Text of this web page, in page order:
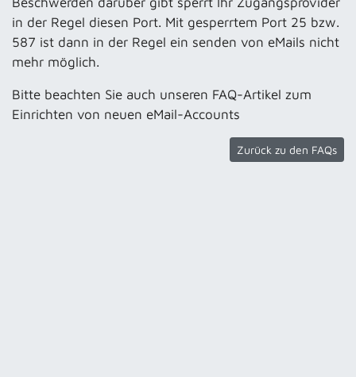
in der Regel diesen Port. Mit gesperrtem Port 25 bzw.
587 ist dann in der Regel ein senden von eMails nicht
mehr möglich.
Bitte beachten Sie auch unseren FAQ-Artikel zum
Einrichten von neuen eMail-Accounts
Zurück zu den FAQs